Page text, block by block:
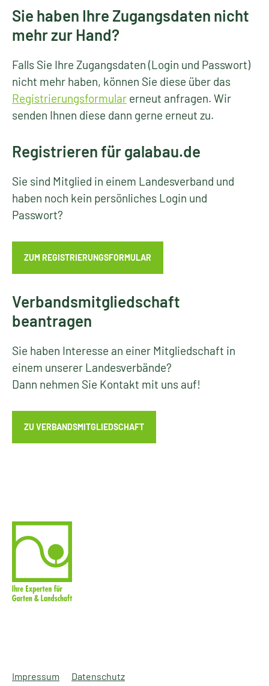
Sie haben Ihre Zugangsdaten nicht
mehr zur Hand?
Falls Sie Ihre Zugangsdaten (Login und Passwort)
nicht mehr haben, können Sie diese über das
Registrierungsformular erneut anfragen. Wir
senden Ihnen diese dann gerne erneut zu.
Registrieren für galabau.de
Sie sind Mitglied in einem Landesverband und
haben noch kein persönliches Login und
Passwort?
ZUM REGISTRIERUNGSFORMULAR
Verbandsmitgliedschaft
beantragen
Sie haben Interesse an einer Mitgliedschaft in
einem unserer Landesverbände?
Dann nehmen Sie Kontakt mit uns auf!
ZU VERBANDSMITGLIEDSCHAFT
Impressum Datenschutz